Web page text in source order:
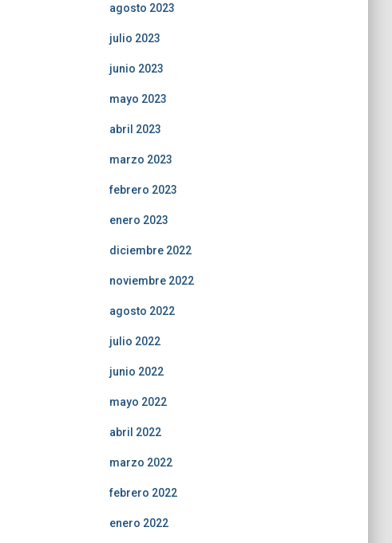
agosto 2023
julio 2023
junio 2023
mayo 2023
abril 2023
marzo 2023
febrero 2023
enero 2023
diciembre 2022
noviembre 2022
agosto 2022
julio 2022
junio 2022
mayo 2022
abril 2022
marzo 2022
febrero 2022
enero 2022